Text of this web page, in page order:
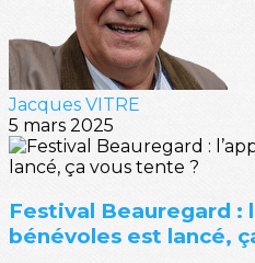
Jacques VITRE
5 mars 2025
Festival Beauregard :
bénévoles est lancé,